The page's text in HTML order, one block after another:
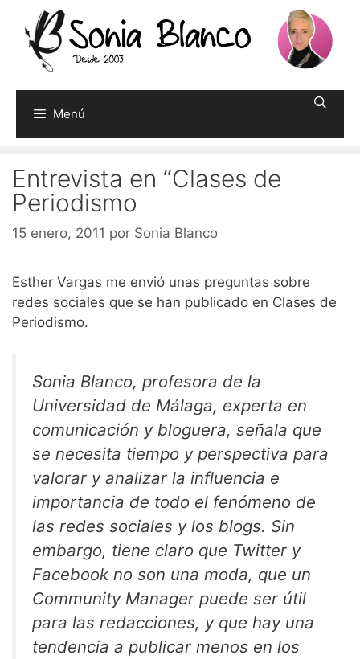
contenido
Menú
Entrevista en “Clases de
Periodismo
15 enero, 2011 por Sonia Blanco
Esther Vargas me envió unas preguntas sobre
redes sociales que se han publicado en Clases de
Periodismo.
Sonia Blanco, profesora de la
Universidad de Málaga, experta en
comunicación y bloguera, señala que
se necesita tiempo y perspectiva para
valorar y analizar la influencia e
importancia de todo el fenómeno de
las redes sociales y los blogs. Sin
embargo, tiene claro que Twitter y
Facebook no son una moda, que un
Community Manager puede ser útil
para las redacciones, y que hay una
tendencia a publicar menos en los